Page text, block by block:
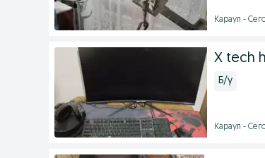
Караул -
X tech
Б/у
Караул -